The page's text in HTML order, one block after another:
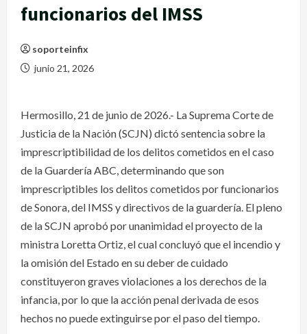
funcionarios del IMSS
soporteinfix
junio 21, 2026
Hermosillo, 21 de junio de 2026.- La Suprema Corte de
Justicia de la Nación (SCJN) dictó sentencia sobre la
imprescriptibilidad de los delitos cometidos en el caso
de la Guardería ABC, determinando que son
imprescriptibles los delitos cometidos por funcionarios
de Sonora, del IMSS y directivos de la guardería. El pleno
de la SCJN aprobó por unanimidad el proyecto de la
ministra Loretta Ortiz, el cual concluyó que el incendio y
la omisión del Estado en su deber de cuidado
constituyeron graves violaciones a los derechos de la
infancia, por lo que la acción penal derivada de esos
hechos no puede extinguirse por el paso del tiempo.